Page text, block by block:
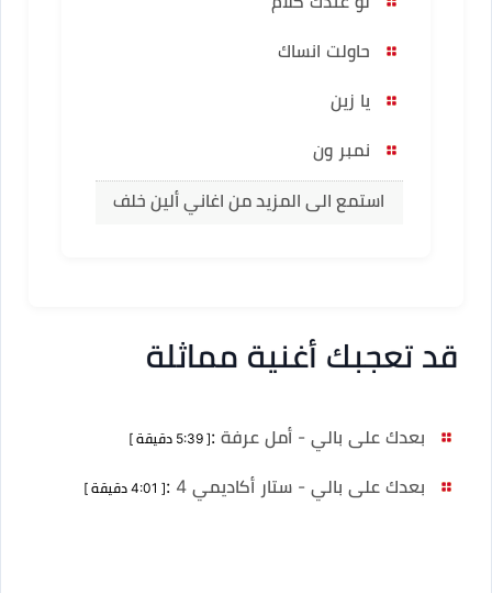
حاولت انساك
يا زين
نمبر ون
استمع الى المزيد من اغاني ألين خلف
قد تعجبك أغنية مماثلة
بعدك على بالي - أمل عرفة :[ 5:39 دقيقة ]
بعدك على بالي - ستار أكاديمي 4 :[ 4:01 دقيقة ]